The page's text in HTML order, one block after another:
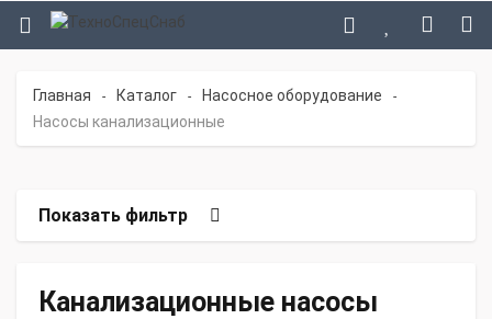
Главная - Каталог - Насосное оборудование -
Насосы канализационные
Показать фильтр
Канализационные насосы